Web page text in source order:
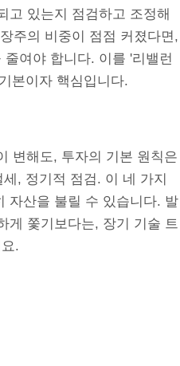
고 있는지 점검하고 조정해
주의 비중이 점점 커졌다면,
여야 합니다. 이를 '리밸런
본이자 핵심입니다.
변해도, 투자의 기본 원칙은
, 정기적 점검. 이 네 가지
자산을 불릴 수 있습니다. 발
게 쫓기보다는, 장기 기술 트
.